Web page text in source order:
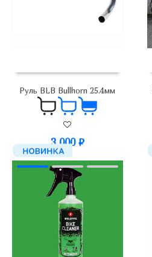
Руль BLB Bullhorn 25.4мм
3 000 ₽